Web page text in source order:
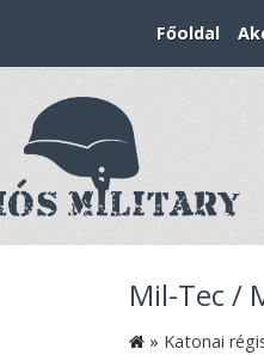
Főoldal
Mil-Tec /
» Katonai